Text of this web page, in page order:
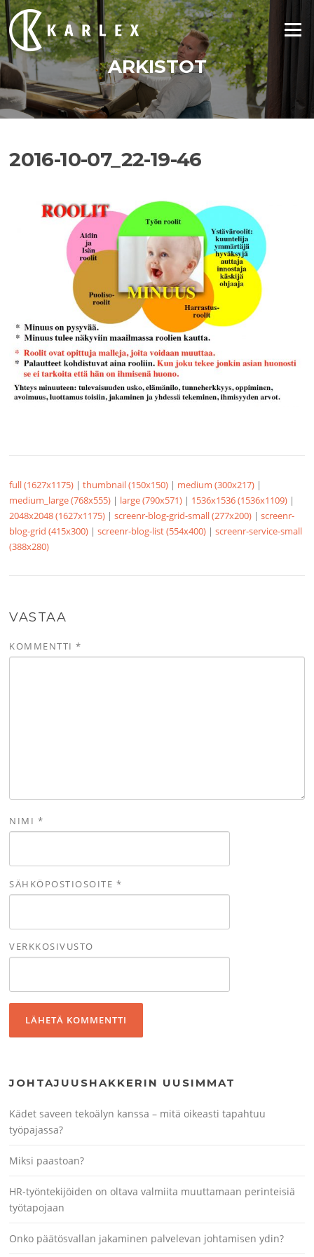
Siirry
suoraan
sisältöön
Valikko
ARKISTOT
2016-10-07_22-19-46
full (1627x1175) |thumbnail (150x150) | medium (300x217) |
medium_large (768x555) | large (790x571) | 1536x1536 (1536x1109) |
2048x2048 (1627x1175) |screenr-blog-grid-small (277x200) |screenr-
blog-grid (415x300) |screenr-blog-list (554x400) |screenr-service-small
(388x280)
VASTAA
KOMMENTTI*
NIMI *
SÄHKÖPOSTIOSOITE *
VERKKOSIVUSTO
JOHTAJUUSHAKKERIN UUSIMMAT
Kädet saveen tekoälyn kanssa – mitä oikeasti tapahtuu
työpajassa?
Miksi paastoan?
HR-työntekijöiden on oltava valmiita muuttamaan perinteisiä
työtapojaan
Onko päätösvallan jakaminen palvelevan johtamisen ydin?